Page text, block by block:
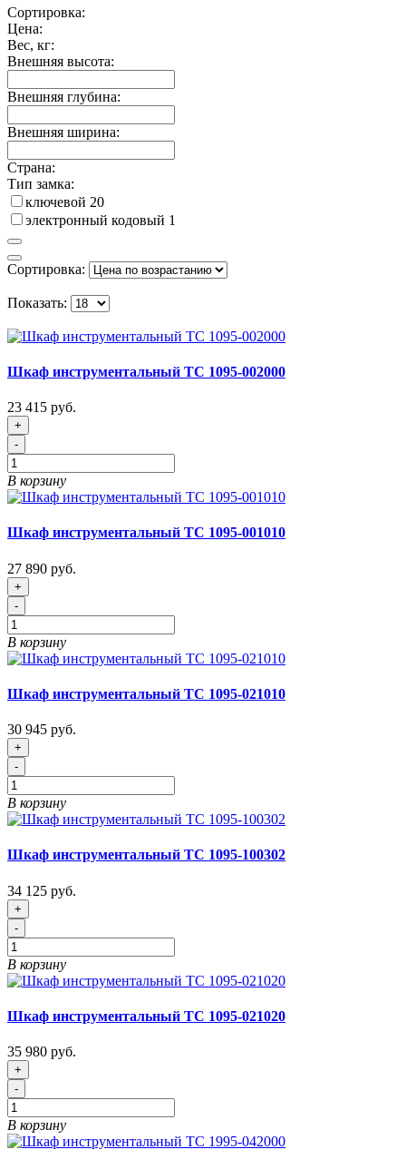
Сортировка:
Цена:
Вес, кг:
Внешняя высота:
Внешняя глубина:
Внешняя ширина:
Страна:
Тип замка:
ключевой 20
электронный кодовый 1
Сортировка:
Показать:
Шкаф инструментальный ТС 1095-002000
23 415 руб.
+
-
В корзину
Шкаф инструментальный ТС 1095-001010
27 890 руб.
+
-
В корзину
Шкаф инструментальный ТС 1095-021010
30 945 руб.
+
-
В корзину
Шкаф инструментальный ТС 1095-100302
34 125 руб.
+
-
В корзину
Шкаф инструментальный TС 1095-021020
35 980 руб.
+
-
В корзину